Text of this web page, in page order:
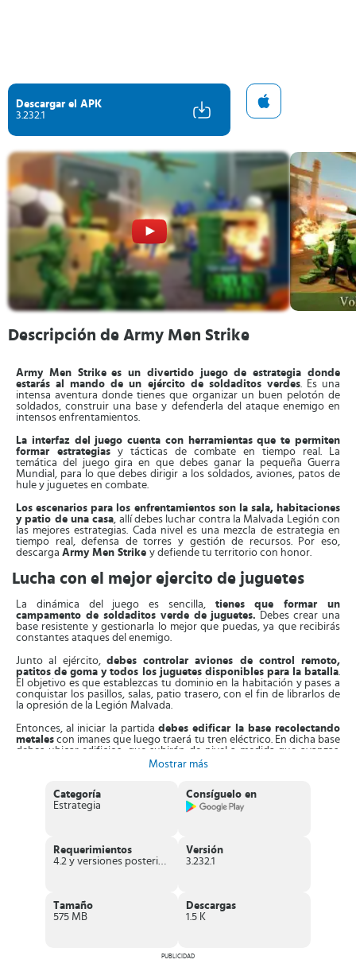
Descargar el APK
3.232.1
Descripción de Army Men Strike
Army Men Strike es un divertido juego de estrategia donde
estarás al mando de un ejército de soldaditos verdes. Es una
intensa aventura donde tienes que organizar un buen pelotón de
soldados, construir una base y defenderla del ataque enemigo en
intensos enfrentamientos.
La interfaz del juego cuenta con herramientas que te permiten
formar estrategias y tácticas de combate en tiempo real. La
temática del juego gira en que debes ganar la pequeña Guerra
Mundial, para lo que debes dirigir a los soldados, aviones, patos de
hule y juguetes en combate.
Los escenarios para los enfrentamientos son la sala, habitaciones
y patio de una casa, allí debes luchar contra la Malvada Legión con
las mejores estrategias. Cada nivel es una mezcla de estrategia en
tiempo real, defensa de torres y gestión de recursos. Por eso,
descarga Army Men Strike y defiende tu territorio con honor.
Lucha con el mejor ejercito de juguetes
La dinámica del juego es sencilla, tienes que formar un
campamento de soldaditos verde de juguetes. Debes crear una
base resistente y gestionarla lo mejor que puedas, ya que recibirás
constantes ataques del enemigo.
Junto al ejército, debes controlar aviones de control remoto,
patitos de goma y todos los juguetes disponibles para la batalla.
El objetivo es que establezcas tu dominio en la habitación y pases a
conquistar los pasillos, salas, patio trasero, con el fin de librarlos de
la opresión de la Legión Malvada.
Entonces, al iniciar la partidadebes edificar la base recolectando
metales con imanes que luego traerá tu tren eléctrico. En dicha base
debes ubicar edificios, que subirán de nivel a medida que avanzas.
Además, tienes que seguir reclutando soldados normales, morteros,
Después,para iniciar el enfrentamiento debes escoger el lugar de
despliegue de las tropas y ellas harán lo demás
prestigio.
que eres el mejor.
Intenso juego de defensa y estrategias de guerra con un
Mostrar más
Categoría
Estrategia
Consíguelo en
Requerimientos
4.2 y versiones posteriores
Versión
3.232.1
Tamaño
575 MB
Descargas
1.5 K
PUBLICIDAD